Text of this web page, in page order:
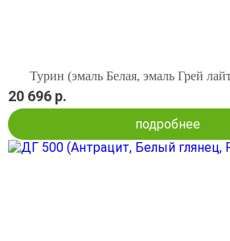
Турин (эмаль Белая, эмаль Грей
20 696 р.
подробнее